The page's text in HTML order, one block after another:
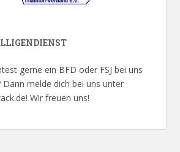
gerne ein BFD oder FSJ bei uns
Dann melde dich bei uns unter
Wir freuen uns!